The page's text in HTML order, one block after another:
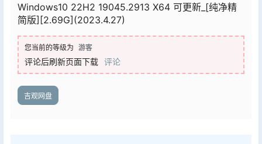
Windows10 22H2 19045.2913 X64 可更新_[纯净精
简版][2.69G](2023.4.27)
您当前的等级为 游客
评论后刷新页面下载 评论
吉观网盘